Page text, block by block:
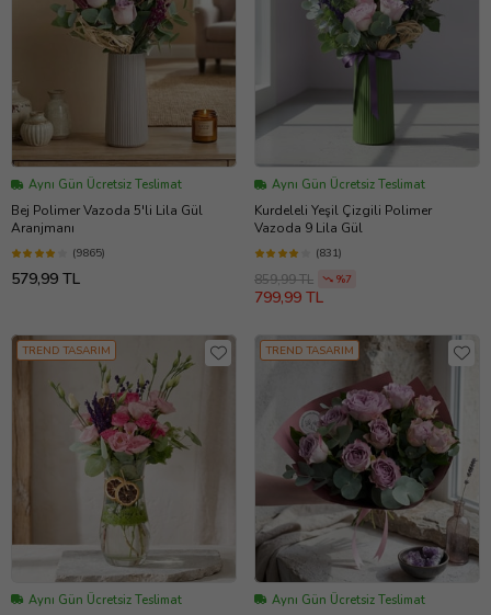
Aynı Gün Ücretsiz Teslimat
Bej Polimer Vazoda 5'li Lila Gül
Aranjmanı
(9865)
579,99 TL
Aynı Gün Ücretsiz Teslimat
Kurdeleli Yeşil Çizgili Polimer
Vazoda 9 Lila Gül
(831)
859,99 TL %7
799,99 TL
TREND TASARIM
Aynı Gün Ücretsiz Teslimat
TREND TASARIM
Aynı Gün Ücretsiz Teslimat